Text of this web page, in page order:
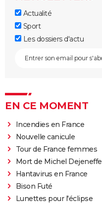
Actualité
Sport
Les dossiers d'actu
EN CE MOMENT
Incendies en France
Nouvelle canicule
Tour de France femmes
Mort de Michel Dejeneffe
Hantavirus en France
Bison Futé
Lunettes pour l'éclipse